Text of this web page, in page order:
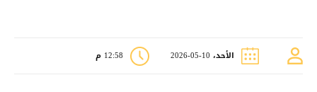
الأحد، 10-05-2026 12:58 م